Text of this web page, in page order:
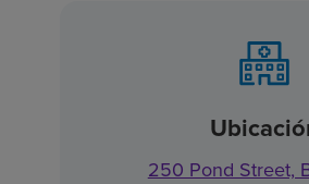
250 Pond Street,